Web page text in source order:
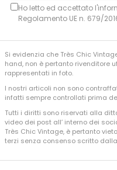
Ho letto ed accettato
Regolamento UE n. 679/
Si evidenzia che Très Chic
hand, non è pertanto rivenditore
rappresentati in foto.
I nostri articoli non sono
infatti sempre controllati prima
Tutti i diritti sono riservati alla
video dei post all’ interno dei
Très Chic Vintage, è pertanto
terzi senza consenso scritto